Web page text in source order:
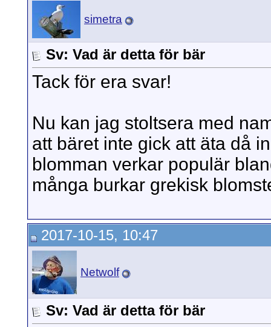
simetra
Sv: Vad är detta för bär
Tack för era svar!
Nu kan jag stoltsera med
att bäret inte gick att äta då
blomman verkar populär
många burkar grekisk
2017-10-15, 10:47
Netwolf
Sv: Vad är detta för bär